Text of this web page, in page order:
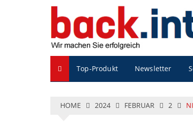
Top-Produkt Newsletter
HOME 2024 FEBRUAR 2